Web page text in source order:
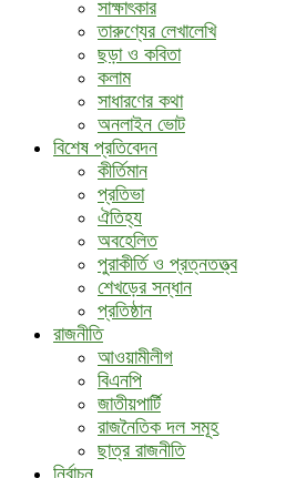
সাক্ষাৎকার
তারুণ্যের লেখালেখি
ছড়া ও কবিতা
কলাম
সাধারণের কথা
অনলাইন ভোট
বিশেষ প্রতিবেদন
কীর্তিমান
প্রতিভা
ঐতিহ্য
অবহেলিত
পুরাকীর্তি ও প্রত্নতত্ত্ব
শেখড়ের সন্ধান
প্রতিষ্ঠান
রাজনীতি
আওয়ামীলীগ
বিএনপি
জাতীয়পার্টি
রাজনৈতিক দল সমূহ
ছাত্র রাজনীতি
নির্বাচন